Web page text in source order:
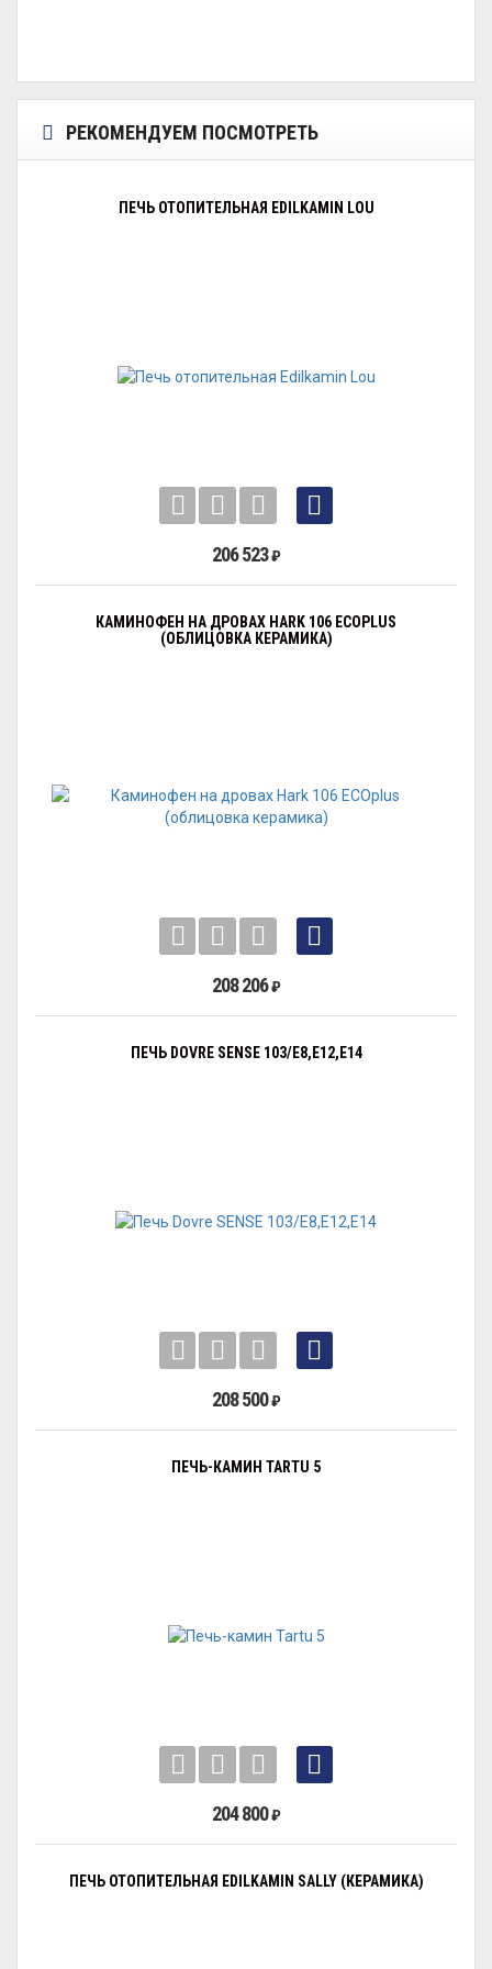
РЕКОМЕНДУЕМ ПОСМОТРЕТЬ
ПЕЧЬ ОТОПИТЕЛЬНАЯ EDILKAMIN LOU
206 523₽
КАМИНОФЕН НА ДРОВАХ HARK 106 ECOPLUS
(ОБЛИЦОВКА КЕРАМИКА)
208 206₽
ПЕЧЬ DOVRE SENSE 103/E8,E12,E14
208 500₽
ПЕЧЬ-КАМИН TARTU 5
204 800₽
ПЕЧЬ ОТОПИТЕЛЬНАЯ EDILKAMIN SALLY (КЕРАМИКА)